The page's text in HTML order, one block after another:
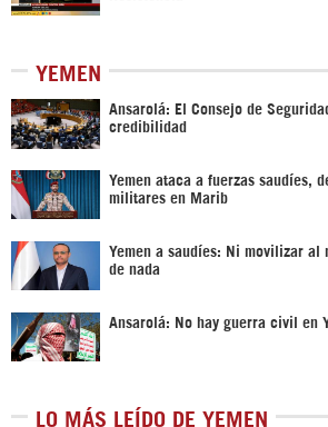
YEMEN
Ansarolá: El Consejo de
credibilidad
Yemen ataca a fuerzas saudíes,
militares en Marib
Yemen a saudíes: Ni movilizar al
de nada
Ansarolá: No hay guerra civil en
LO MÁS LEÍDO DE YEMEN